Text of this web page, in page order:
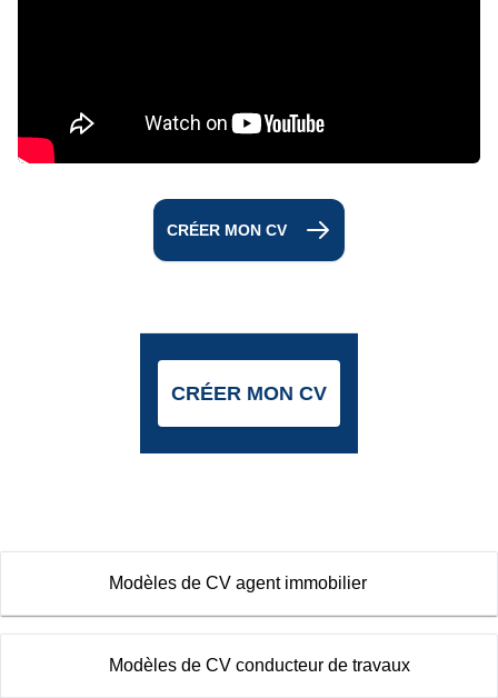
CRÉER MON CV
CRÉER MON CV
Modèles de CV agent immobilier
Modèles de CV conducteur de travaux